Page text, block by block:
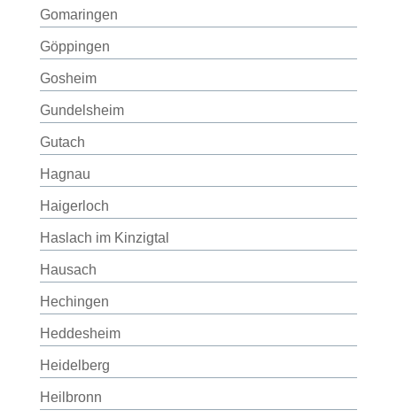
Gomaringen
Göppingen
Gosheim
Gundelsheim
Gutach
Hagnau
Haigerloch
Haslach im Kinzigtal
Hausach
Hechingen
Heddesheim
Heidelberg
Heilbronn